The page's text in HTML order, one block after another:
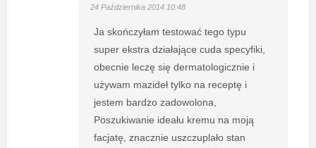
24 Października 2014 10:48
Ja skończyłam testować tego typu
super ekstra działające cuda specyfiki,
obecnie leczę się dermatologicznie i
używam mazideł tylko na receptę i
jestem bardzo zadowolona,
Poszukiwanie ideału kremu na moją
facjatę, znacznie uszczuplało stan